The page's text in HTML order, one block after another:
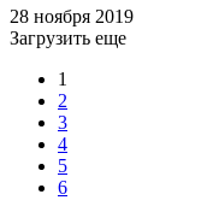
28 ноября 2019
Загрузить еще
1
2
3
4
5
6